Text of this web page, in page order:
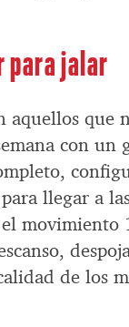
para jalar
aquellos que
con un
llegar a
de los